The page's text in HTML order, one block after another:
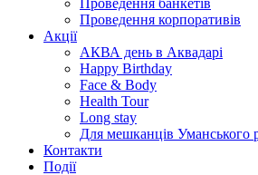
Проведення банкетів
Проведення корпоративів
Акції
АКВА день в Аквадарі
Happy Birthday
Face & Body
Health Tour
Long stay
Для мешканців Уманського
Контакти
Події